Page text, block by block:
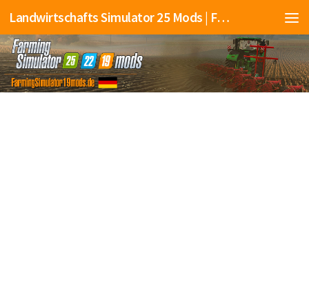
Landwirtschafts Simulator 25 Mods | Farming Simulator 25 Mods | FS25 Mods